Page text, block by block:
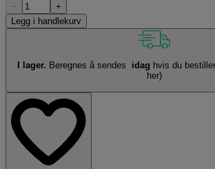
−
+
Legg i handlekurv
I lager. Beregnes å sendes idag hvis du
her)